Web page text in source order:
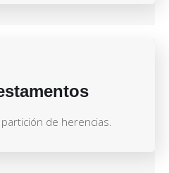
de herencias.